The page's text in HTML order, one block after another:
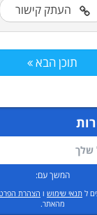
העתק קישור
תוכן הבא
המשך עם:
ל תנאי שימוש ו הצהרת
מהאתר.